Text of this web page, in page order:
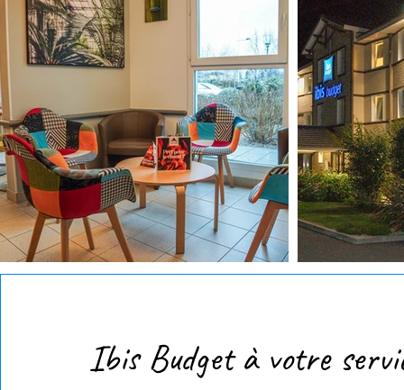
Ibis Budget à votre